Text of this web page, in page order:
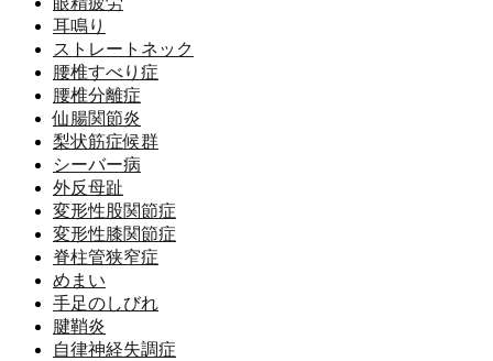
耳鳴り
ストレートネック
腰椎すべり症
腰椎分離症
仙腸関節炎
梨状筋症候群
シーバー病
外反母趾
変形性股関節症
変形性膝関節症
脊柱管狭窄症
めまい
手足のしびれ
腱鞘炎
自律神経失調症